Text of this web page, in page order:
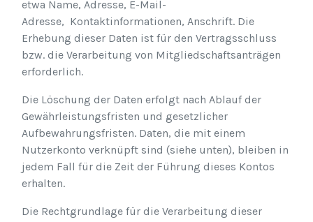
etwa Name, Adresse, E-Mail-
Adresse, Kontaktinformationen, Anschrift. Die
Erhebung dieser Daten ist für den Vertragsschluss
bzw. die Verarbeitung von Mitgliedschaftsanträgen
erforderlich.
Die Löschung der Daten erfolgt nach Ablauf der
Gewährleistungsfristen und gesetzlicher
Aufbewahrungsfristen. Daten, die mit einem
Nutzerkonto verknüpft sind (siehe unten), bleiben in
jedem Fall für die Zeit der Führung dieses Kontos
erhalten.
Die Rechtgrundlage für die Verarbeitung dieser